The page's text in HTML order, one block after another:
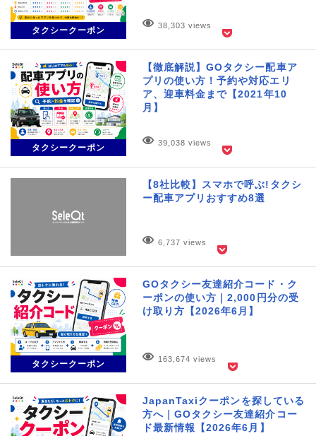
タクシークーポン 38,303 views
タクシークーポン
【徹底解説】GOタクシー配車ア
プリの使い方！予約や対応エリ
ア、迎車料金まで【2021年10
月】
39,038 views
【8社比較】スマホで呼ぶ!タクシ
ー配車アプリおすすめ8選
6,737 views
タクシークーポン
GOタクシー友達紹介コード・ク
ーポンの使い方｜2,000円分の受
け取り方【2026年6月】
163,674 views
JapanTaxiクーポンを探している
方へ｜GOタクシー友達紹介コー
ド最新情報【2026年6月】